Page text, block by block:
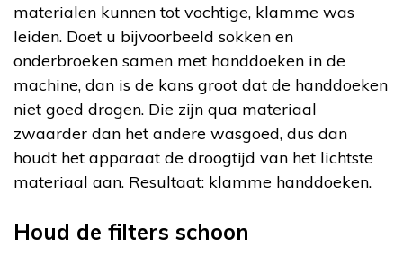
materialen kunnen tot vochtige, klamme was
leiden. Doet u bijvoorbeeld sokken en
onderbroeken samen met handdoeken in de
machine, dan is de kans groot dat de handdoeken
niet goed drogen. Die zijn qua materiaal
zwaarder dan het andere wasgoed, dus dan
houdt het apparaat de droogtijd van het lichtste
materiaal aan. Resultaat: klamme handdoeken.
Houd de filters schoon